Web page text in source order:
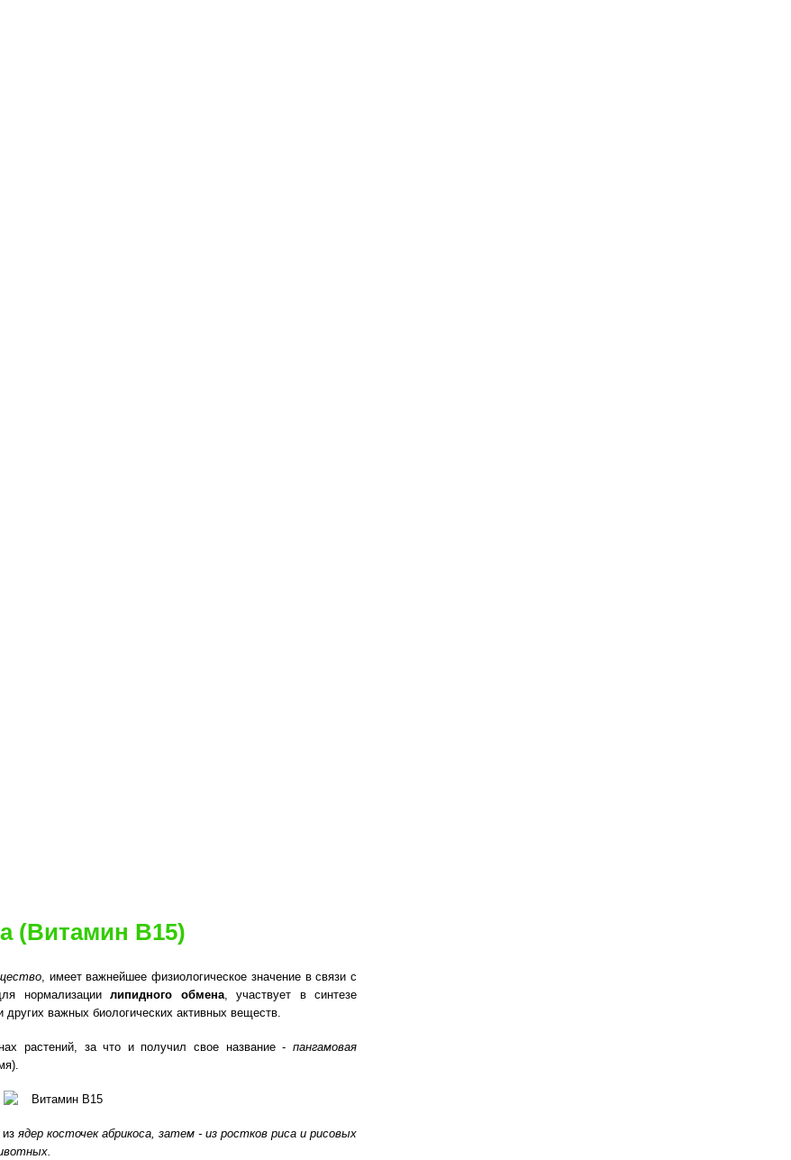
(Витамин B15)
, имеет важнейшее физиологическое значение в связи с
нормализации липидного обмена, участвует в синтезе
важных биологических активных веществ.
растений, за что и получил свое название -пангамовая
ядер косточек абрикоса, затем - из ростков риса и рисовых